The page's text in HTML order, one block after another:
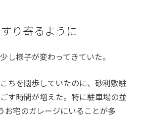
り寄るように
し様子が変わってきていた。
ちを闊歩していたのに、砂利敷駐
す時間が増えた。特に駐車場の並
お宅のガレージにいることが多